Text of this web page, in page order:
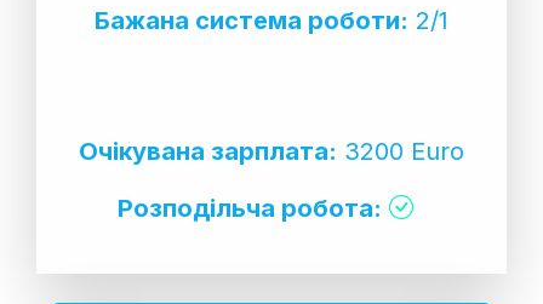
Бажана система роботи: 2/1
Очікувана зарплата: 3200 Euro
Розподільча робота: